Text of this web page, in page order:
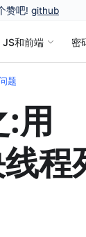
赞吧! github
JS和前端 密
题
用
程